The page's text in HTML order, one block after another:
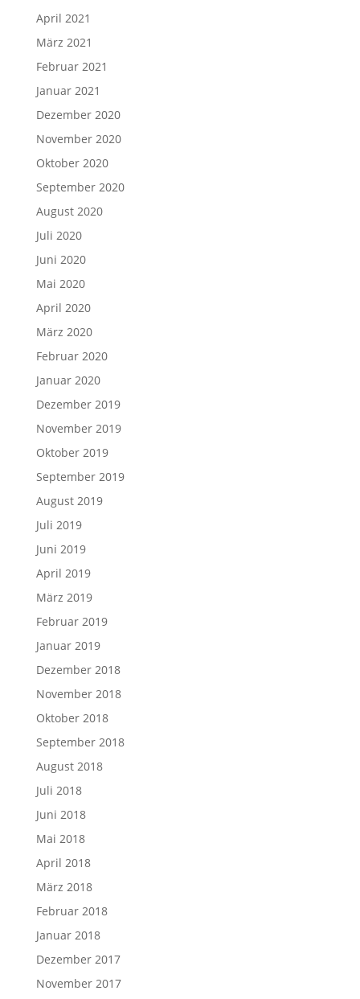
April 2021
März 2021
Februar 2021
Januar 2021
Dezember 2020
November 2020
Oktober 2020
September 2020
August 2020
Juli 2020
Juni 2020
Mai 2020
April 2020
März 2020
Februar 2020
Januar 2020
Dezember 2019
November 2019
Oktober 2019
September 2019
August 2019
Juli 2019
Juni 2019
April 2019
März 2019
Februar 2019
Januar 2019
Dezember 2018
November 2018
Oktober 2018
September 2018
August 2018
Juli 2018
Juni 2018
Mai 2018
April 2018
März 2018
Februar 2018
Januar 2018
Dezember 2017
November 2017